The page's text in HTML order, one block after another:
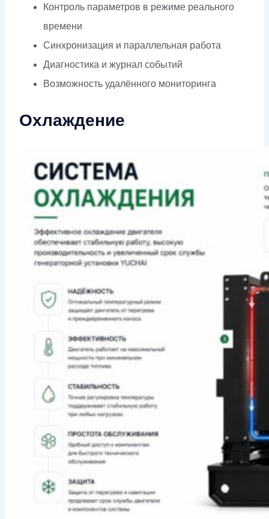
Контроль параметров в режиме реального
времени
Синхронизация и параллельная работа
Диагностика и журнал событий
Возможность удалённого мониторинга
Охлаждение